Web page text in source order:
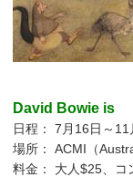
David Bowie is
日程： 7月16日～11
場所： ACMI（
料金： 大人$25、コ